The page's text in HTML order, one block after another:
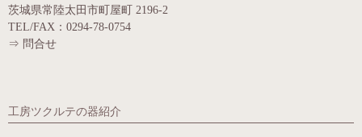
茨城県常陸太田市町屋町 2196-2
TEL/FAX：0294-78-0754
⇒ 問合せ
工房ツクルテの器紹介